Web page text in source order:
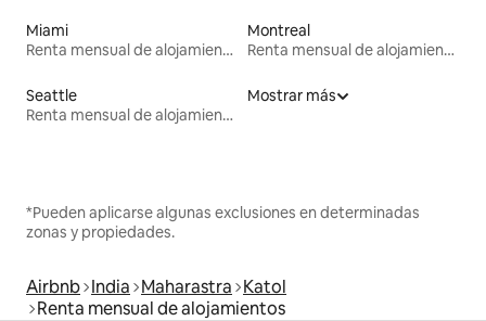
Miami
Renta mensual de alojamientos
Montreal
Renta mensual de alojamientos
Seattle
Renta mensual de alojamientos
Mostrar más
*Pueden aplicarse algunas exclusiones en determinadas
zonas y propiedades.
Airbnb India Maharastra Katol
Renta mensual de alojamientos